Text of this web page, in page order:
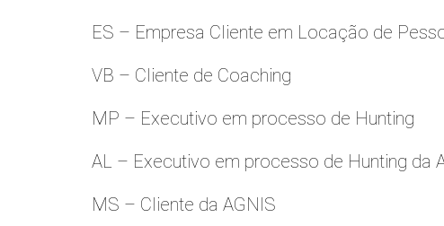
ES – Empresa Cliente em Locação de
VB – Cliente de Coaching
MP – Executivo em processo de Hunting
AL – Executivo em processo de Hunting da
MS – Cliente da AGNIS